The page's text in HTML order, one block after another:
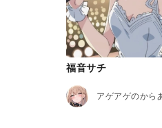
福音サチ
アゲアゲのから